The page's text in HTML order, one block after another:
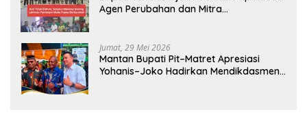
Agen Perubahan dan Mitra
Jumat, 29 Mei 2026
Mantan Bupati Pit–Matret Apresiasi
Yohanis–Joko Hadirkan Mendikdasmen